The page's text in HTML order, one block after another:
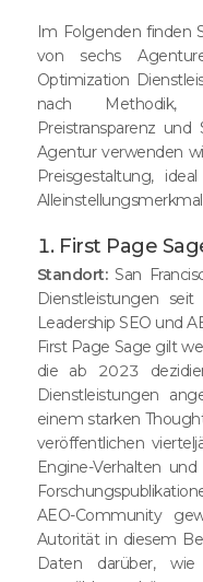
Im Folgenden finden
von sechs
Optimization
nach Methodik,
Preistransparenz
Agentur verwenden
Preisgestaltung,
1. First Page
Standort:San
Dienstleistungen
Leadership SEO und
First Page Sage gilt
die ab 2023
Dienstleistungen
einem starken
veröffentlichen
Engine-Verhalten
AEO-Community
Autorität in diesem
Daten darüber,